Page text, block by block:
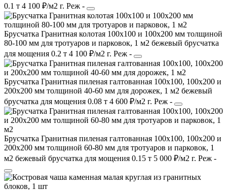
0.1 т 4 100 ₽/м2 г. Реж -
Брусчатка Гранитная колотая 100х100 и 100х200 мм толщиной
80-100 мм для тротуаров и парковок, 1 м2 бежевый брусчатка
для мощения 0.2 т 4 100 ₽/м2 г. Реж -
Брусчатка Гранитная пиленая галтованная 100х100, 100х200 и
200х200 мм толщиной 40-60 мм для дорожек, 1 м2 бежевый
брусчатка для мощения 0.08 т 4 600 ₽/м2 г. Реж -
Брусчатка Гранитная пиленая галтованная 100х100, 100х200 и
200х200 мм толщиной 60-80 мм для тротуаров и парковок, 1
м2 бежевый брусчатка для мощения 0.15 т 5 000 ₽/м2 г. Реж -